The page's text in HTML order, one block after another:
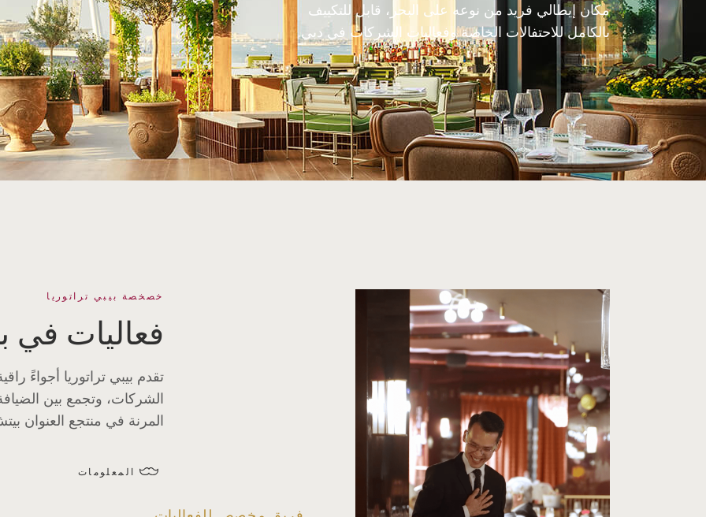
مكان إيطالي فريد من نوعه على البحر، قابل للتكييف
بالكامل للاحتفالات الخاصة وفعاليات الشركات في دبي.
خصخصة بيبي تراتوريا
فعاليات في
تقدم بيبي تراتوريا أجواءً
الشركات، وتجمع بين
المرنة في منتجع العنوان
المعلومات